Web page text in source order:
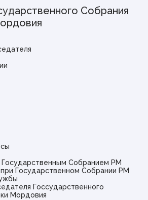
Собрания
Собранием РМ
Государственном Собрании РМ
Госсударственного
Мордовия